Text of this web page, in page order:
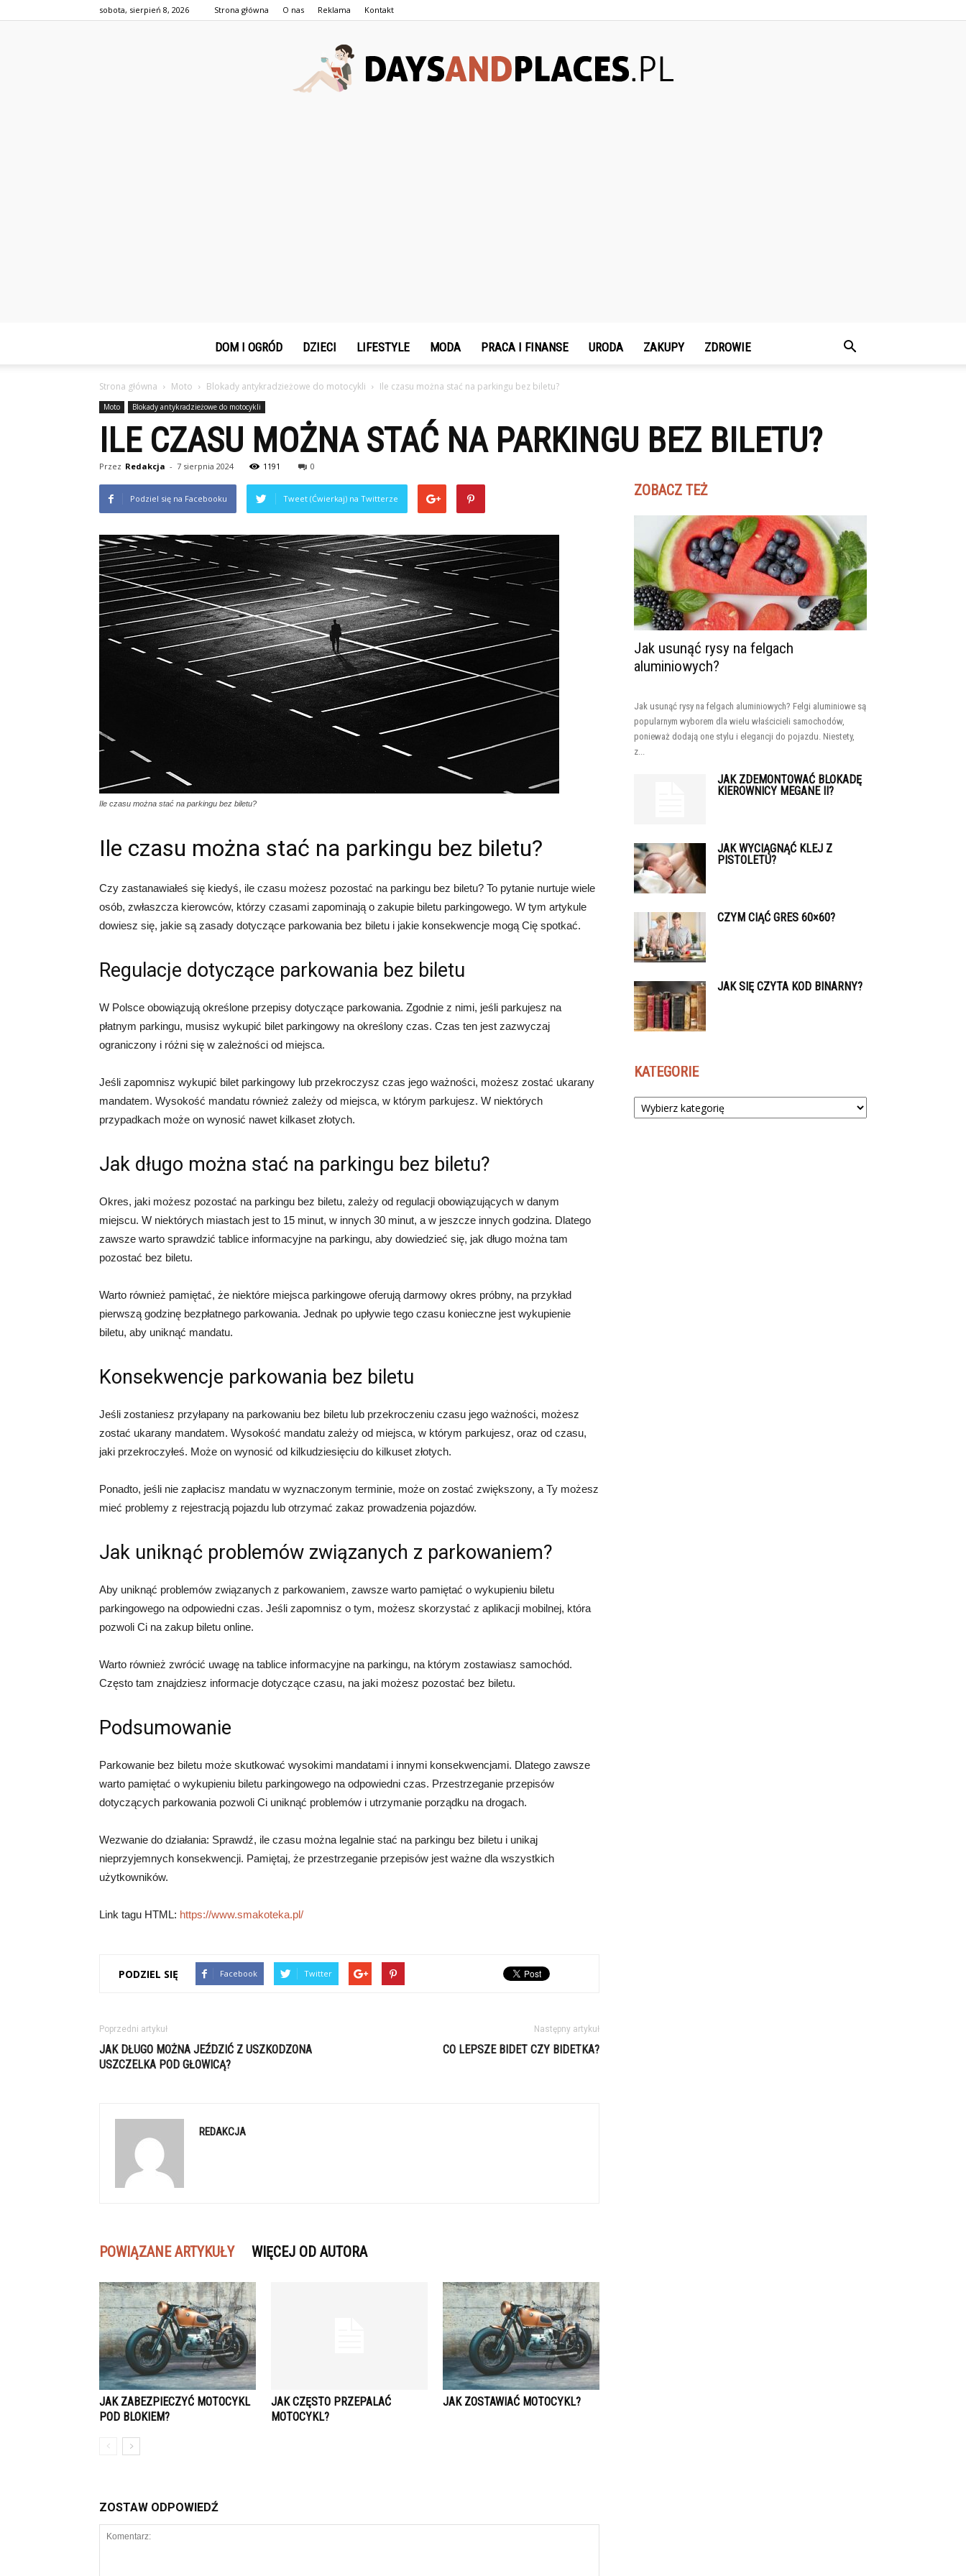
sobota, sierpień 8, 2026 Strona główna O nas Reklama Kontakt
DOM I OGRÓD DZIECI LIFESTYLE MODA PRACA I FINANSE URODA ZAKUPY ZDROWIE
Strona główna Moto Blokady antykradzieżowe do motocykli Ile czasu można stać na parkingu bez biletu?
Moto Blokady antykradzieżowe do motocykli
ILE CZASU MOŻNA STAĆ NA PARKINGU BEZ BILETU?
Przez Redakcja - 7 sierpnia 2024 1191 0
Podziel się na Facebooku Tweet (Ćwierkaj) na Twitterze
Ile czasu można stać na parkingu bez biletu?
Ile czasu można stać na parkingu bez biletu?
Czy zastanawiałeś się kiedyś, ile czasu możesz pozostać na parkingu bez biletu? To pytanie nurtuje wiele
osób, zwłaszcza kierowców, którzy czasami zapominają o zakupie biletu parkingowego. W tym artykule
dowiesz się, jakie są zasady dotyczące parkowania bez biletu i jakie konsekwencje mogą Cię spotkać.
Regulacje dotyczące parkowania bez biletu
W Polsce obowiązują określone przepisy dotyczące parkowania. Zgodnie z nimi, jeśli parkujesz na
płatnym parkingu, musisz wykupić bilet parkingowy na określony czas. Czas ten jest zazwyczaj
ograniczony i różni się w zależności od miejsca.
Jeśli zapomnisz wykupić bilet parkingowy lub przekroczysz czas jego ważności, możesz zostać ukarany
mandatem. Wysokość mandatu również zależy od miejsca, w którym parkujesz. W niektórych
przypadkach może on wynosić nawet kilkaset złotych.
Jak długo można stać na parkingu bez biletu?
Okres, jaki możesz pozostać na parkingu bez biletu, zależy od regulacji obowiązujących w danym
miejscu. W niektórych miastach jest to 15 minut, w innych 30 minut, a w jeszcze innych godzina. Dlatego
zawsze warto sprawdzić tablice informacyjne na parkingu, aby dowiedzieć się, jak długo można tam
pozostać bez biletu.
Warto również pamiętać, że niektóre miejsca parkingowe oferują darmowy okres próbny, na przykład
pierwszą godzinę bezpłatnego parkowania. Jednak po upływie tego czasu konieczne jest wykupienie
biletu, aby uniknąć mandatu.
Konsekwencje parkowania bez biletu
Jeśli zostaniesz przyłapany na parkowaniu bez biletu lub przekroczeniu czasu jego ważności, możesz
zostać ukarany mandatem. Wysokość mandatu zależy od miejsca, w którym parkujesz, oraz od czasu,
jaki przekroczyłeś. Może on wynosić od kilkudziesięciu do kilkuset złotych.
Ponadto, jeśli nie zapłacisz mandatu w wyznaczonym terminie, może on zostać zwiększony, a Ty możesz
mieć problemy z rejestracją pojazdu lub otrzymać zakaz prowadzenia pojazdów.
Jak uniknąć problemów związanych z parkowaniem?
Aby uniknąć problemów związanych z parkowaniem, zawsze warto pamiętać o wykupieniu biletu
parkingowego na odpowiedni czas. Jeśli zapomnisz o tym, możesz skorzystać z aplikacji mobilnej, która
pozwoli Ci na zakup biletu online.
Warto również zwrócić uwagę na tablice informacyjne na parkingu, na którym zostawiasz samochód.
Często tam znajdziesz informacje dotyczące czasu, na jaki możesz pozostać bez biletu.
Podsumowanie
Parkowanie bez biletu może skutkować wysokimi mandatami i innymi konsekwencjami. Dlatego zawsze
warto pamiętać o wykupieniu biletu parkingowego na odpowiedni czas. Przestrzeganie przepisów
dotyczących parkowania pozwoli Ci uniknąć problemów i utrzymanie porządku na drogach.
Wezwanie do działania: Sprawdź, ile czasu można legalnie stać na parkingu bez biletu i unikaj
nieprzyjemnych konsekwencji. Pamiętaj, że przestrzeganie przepisów jest ważne dla wszystkich
użytkowników.
Link tagu HTML: https://www.smakoteka.pl/
PODZIEL SIĘ Facebook Twitter
Poprzedni artykuł
JAK DŁUGO MOŻNA JEŹDZIĆ Z USZKODZONA
USZCZELKA POD GŁOWICĄ?
Następny artykuł
CO LEPSZE BIDET CZY BIDETKA?
REDAKCJA
POWIĄZANE ARTYKUŁY WIĘCEJ OD AUTORA
JAK ZABEZPIECZYĆ MOTOCYKL
POD BLOKIEM?
JAK CZĘSTO PRZEPALAĆ
MOTOCYKL?
JAK ZOSTAWIAĆ MOTOCYKL?
ZOSTAW ODPOWIEDŹ
ZOBACZ TEŻ
Jak usunąć rysy na felgach
aluminiowych?
Jak usunąć rysy na felgach aluminiowych? Felgi aluminiowe są
popularnym wyborem dla wielu właścicieli samochodów,
ponieważ dodają one stylu i elegancji do pojazdu. Niestety,
z...
JAK ZDEMONTOWAĆ BLOKADĘ
KIEROWNICY MEGANE II?
JAK WYCIĄGNĄĆ KLEJ Z
PISTOLETU?
CZYM CIĄĆ GRES 60×60?
JAK SIĘ CZYTA KOD BINARNY?
KATEGORIE
Kategorie